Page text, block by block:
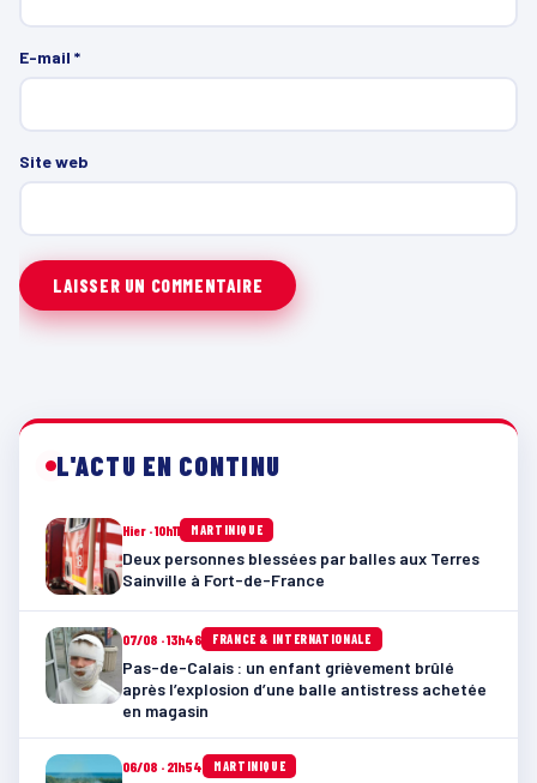
E-mail *
Site web
L'ACTU EN CONTINU
Hier · 10h11 MARTINIQUE
Deux personnes blessées par balles aux Terres
Sainville à Fort-de-France
07/08 · 13h46 FRANCE & INTERNATIONALE
Pas-de-Calais : un enfant grièvement brûlé
après l’explosion d’une balle antistress achetée
en magasin
06/08 · 21h54 MARTINIQUE